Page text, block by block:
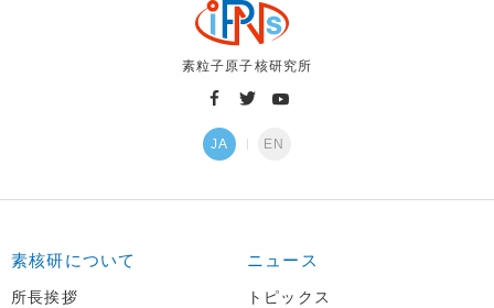
素粒子原子核研究所
JA EN
素核研について
所長挨拶
ニュース
トピックス